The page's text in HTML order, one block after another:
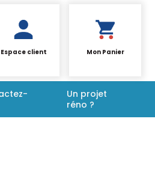
Espace client Mon Panier
Un projet
réno ?